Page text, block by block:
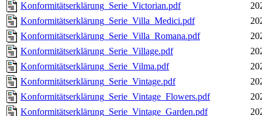
Konformitätserklärung_Serie_Victorian.pdf
Konformitätserklärung_Serie_Villa_Medici.pdf
Konformitätserklärung_Serie_Villa_Romana.pdf
Konformitätserklärung_Serie_Village.pdf
Konformitätserklärung_Serie_Vilma.pdf
Konformitätserklärung_Serie_Vintage.pdf
Konformitätserklärung_Serie_Vintage_Flowers.pdf
Konformitätserklärung_Serie_Vintage_Garden.pdf